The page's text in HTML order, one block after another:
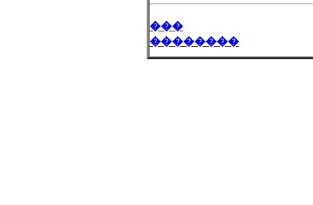
���
��������